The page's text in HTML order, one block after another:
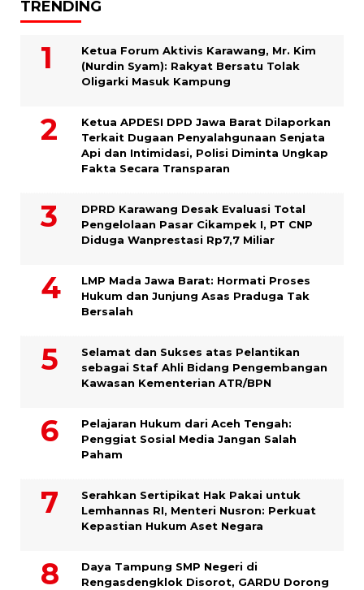
TRENDING
Ketua Forum Aktivis Karawang, Mr. Kim
(Nurdin Syam): Rakyat Bersatu Tolak
Oligarki Masuk Kampung
Ketua APDESI DPD Jawa Barat Dilaporkan
Terkait Dugaan Penyalahgunaan Senjata
Api dan Intimidasi, Polisi Diminta Ungkap
Fakta Secara Transparan
DPRD Karawang Desak Evaluasi Total
Pengelolaan Pasar Cikampek I, PT CNP
Diduga Wanprestasi Rp7,7 Miliar
LMP Mada Jawa Barat: Hormati Proses
Hukum dan Junjung Asas Praduga Tak
Bersalah
Selamat dan Sukses atas Pelantikan
sebagai Staf Ahli Bidang Pengembangan
Kawasan Kementerian ATR/BPN
Pelajaran Hukum dari Aceh Tengah:
Penggiat Sosial Media Jangan Salah
Paham
Serahkan Sertipikat Hak Pakai untuk
Lemhannas RI, Menteri Nusron: Perkuat
Kepastian Hukum Aset Negara
Daya Tampung SMP Negeri di
Rengasdengklok Disorot, GARDU Dorong